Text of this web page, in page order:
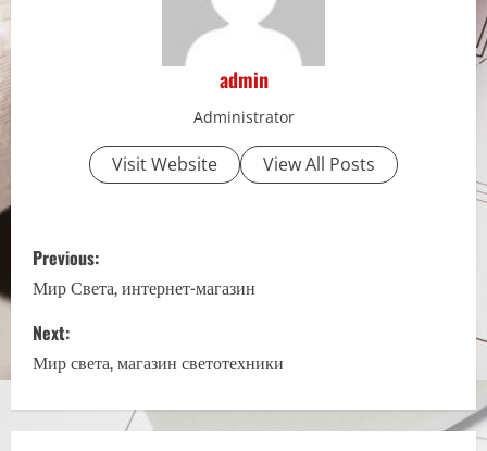
admin
Administrator
Visit Website View All Posts
P
o
s
t
Previous:
Мир Света, интернет-магазин
Next:
Мир света, магазин светотехники